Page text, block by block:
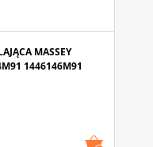
MASSEY
1446146M91